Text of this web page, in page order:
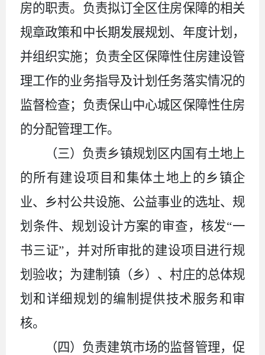
房的职责。负责拟订全区住房保障的相关
规章政策和中长期发展规划、年度计划，
并组织实施；负责全区保障性住房建设管
理工作的业务指导及计划任务落实情况的
监督检查；负责保山中心城区保障性住房
的分配管理工作。
（三）负责乡镇规划区内国有土地上
的所有建设项目和集体土地上的乡镇企
业、乡村公共设施、公益事业的选址、规
划条件、规划设计方案的审查，核发“一
书三证”，并对所审批的建设项目进行规
划验收；为建制镇（乡）、村庄的总体规
划和详细规划的编制提供技术服务和审
核。
（四）负责建筑市场的监督管理，促